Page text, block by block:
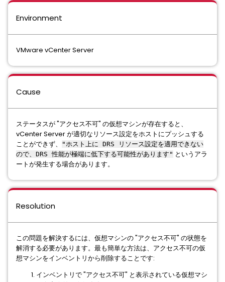
Environment
VMware vCenter Server
Cause
ステータスが "アクセス不可" の仮想マシンが存在すると、
vCenter Server が適切なリソース設定をホストにプッシュする
ことができず、
"ホスト上に DRS リソース設定を適用できない
ので、DRS 性能が極端に低下する可能性があります" というアラ
ートが発生する場合があります。
Resolution
この問題を解決するには、仮想マシンの "アクセス不可" の状態を
解消する必要があります。最も簡単な方法は、アクセス不可の仮
想マシンをインベントリから削除することです:
インベントリで "アクセス不可" と表示されている仮想マシ